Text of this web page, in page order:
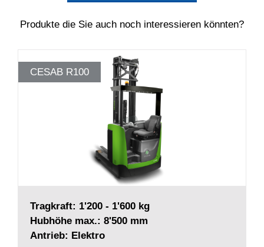
Produkte die Sie auch noch interessieren könnten?
CESAB R100
Tragkraft: 1'200 - 1'600 kg
Hubhöhe max.: 8'500 mm
Antrieb: Elektro